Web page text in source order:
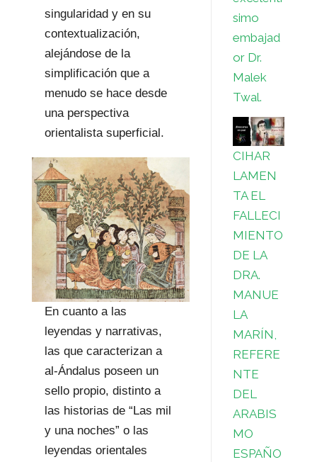
singularidad y en su
contextualización,
alejándose de la
simplificación que a
menudo se hace desde
una perspectiva
orientalista superficial.
En cuanto a las
leyendas y narrativas,
las que caracterizan a
al-Ándalus poseen un
sello propio, distinto a
las historias de “Las mil
y una noches” o las
leyendas orientales
simo
embajad
or Dr.
Malek
Twal.
CIHAR
LAMEN
TA EL
FALLECI
MIENTO
DE LA
DRA.
MANUE
LA
MARÍN,
REFERE
NTE
DEL
ARABIS
MO
ESPAÑO